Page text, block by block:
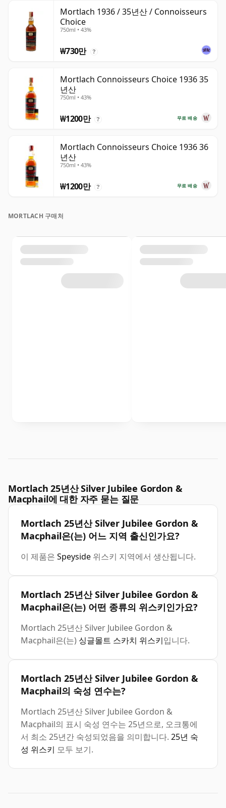
Mortlach 1936 / 35년산 / Connoisseurs
Choice
750ml • 43%
₩730만 ?
Mortlach Connoisseurs Choice 1936 35
년산
750ml • 43%
무료 배송
₩1200만 ?
Mortlach Connoisseurs Choice 1936 36
년산
750ml • 43%
무료 배송
₩1200만 ?
MORTLACH 구매처
Mortlach 25년산 Silver Jubilee Gordon &
Macphail에 대한 자주 묻는 질문
Mortlach 25년산 Silver Jubilee Gordon &
Macphail은(는) 어느 지역 출신인가요?
이 제품은 Speyside 위스키 지역에서 생산됩니다.
Mortlach 25년산 Silver Jubilee Gordon &
Macphail은(는) 어떤 종류의 위스키인가요?
Mortlach 25년산 Silver Jubilee Gordon &
Macphail은(는) 싱글몰트 스카치 위스키입니다.
Mortlach 25년산 Silver Jubilee Gordon &
Macphail의 숙성 연수는?
Mortlach 25년산 Silver Jubilee Gordon &
Macphail의 표시 숙성 연수는 25년으로, 오크통에
서 최소 25년간 숙성되었음을 의미합니다. 25년 숙
성 위스키 모두 보기.